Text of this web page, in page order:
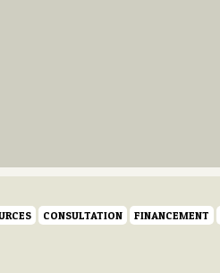
CONSULTATION FINANCEMENT